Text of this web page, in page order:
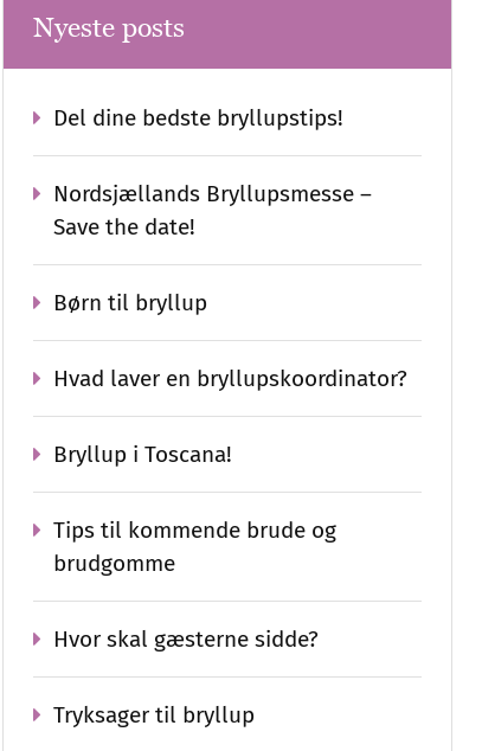
Nyeste posts
Del dine bedste bryllupstips!
Nordsjællands Bryllupsmesse –
Save the date!
Børn til bryllup
Hvad laver en bryllupskoordinator?
Bryllup i Toscana!
Tips til kommende brude og
brudgomme
Hvor skal gæsterne sidde?
Tryksager til bryllup